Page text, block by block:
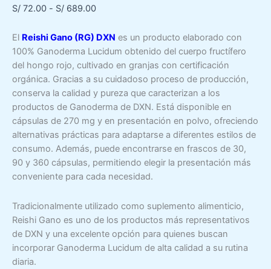
S/ 72.00 - S/ 689.00Rango
precios:
desde
S/ 72.00
hasta
S/ 689.00
El Reishi Gano (RG) DXN es un producto elaborado con
100% Ganoderma Lucidum obtenido del cuerpo fructífero
del hongo rojo, cultivado en granjas con certificación
orgánica. Gracias a su cuidadoso proceso de producción,
conserva la calidad y pureza que caracterizan a los
productos de Ganoderma de DXN. Está disponible en
cápsulas de 270 mg y en presentación en polvo, ofreciendo
alternativas prácticas para adaptarse a diferentes estilos de
consumo. Además, puede encontrarse en frascos de 30,
90 y 360 cápsulas, permitiendo elegir la presentación más
conveniente para cada necesidad.
Tradicionalmente utilizado como suplemento alimenticio,
Reishi Gano es uno de los productos más representativos
de DXN y una excelente opción para quienes buscan
incorporar Ganoderma Lucidum de alta calidad a su rutina
diaria.